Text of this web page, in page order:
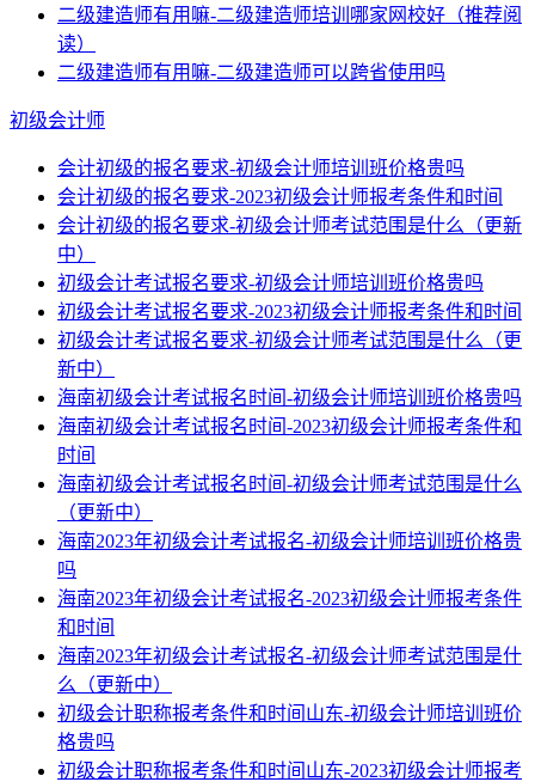
二级建造师有用嘛-二级建造师培训哪家网校好（推荐阅
读）
二级建造师有用嘛-二级建造师可以跨省使用吗
初级会计师
会计初级的报名要求-初级会计师培训班价格贵吗
会计初级的报名要求-2023初级会计师报考条件和时间
会计初级的报名要求-初级会计师考试范围是什么（更新
中）
初级会计考试报名要求-初级会计师培训班价格贵吗
初级会计考试报名要求-2023初级会计师报考条件和时间
初级会计考试报名要求-初级会计师考试范围是什么（更
新中）
海南初级会计考试报名时间-初级会计师培训班价格贵吗
海南初级会计考试报名时间-2023初级会计师报考条件和
时间
海南初级会计考试报名时间-初级会计师考试范围是什么
（更新中）
海南2023年初级会计考试报名-初级会计师培训班价格贵
吗
海南2023年初级会计考试报名-2023初级会计师报考条件
和时间
海南2023年初级会计考试报名-初级会计师考试范围是什
么（更新中）
初级会计职称报考条件和时间山东-初级会计师培训班价
格贵吗
初级会计职称报考条件和时间山东-2023初级会计师报考